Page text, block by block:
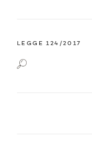
LEGGE 124/2017